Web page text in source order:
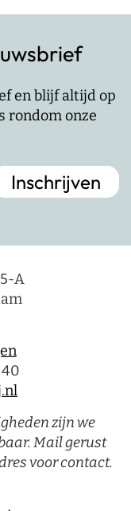
en blijf altijd op
rondom onze
A
40
zijn we
Mail gerust
voor contact.